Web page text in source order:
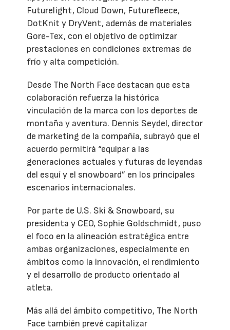
Futurelight, Cloud Down, Futurefleece,
DotKnit y DryVent, además de materiales
Gore-Tex, con el objetivo de optimizar
prestaciones en condiciones extremas de
frío y alta competición.
Desde The North Face destacan que esta
colaboración refuerza la histórica
vinculación de la marca con los deportes de
montaña y aventura. Dennis Seydel, director
de marketing de la compañía, subrayó que el
acuerdo permitirá “equipar a las
generaciones actuales y futuras de leyendas
del esquí y el snowboard” en los principales
escenarios internacionales.
Por parte de U.S. Ski & Snowboard, su
presidenta y CEO, Sophie Goldschmidt, puso
el foco en la alineación estratégica entre
ambas organizaciones, especialmente en
ámbitos como la innovación, el rendimiento
y el desarrollo de producto orientado al
atleta.
Más allá del ámbito competitivo, The North
Face también prevé capitalizar